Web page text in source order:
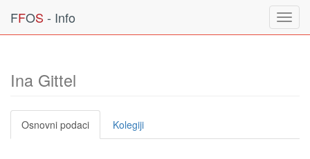
FFOS - Info
Ina Gittel
Osnovni podaci Kolegiji